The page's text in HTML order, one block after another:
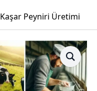
Kaşar Peyniri Üretimi